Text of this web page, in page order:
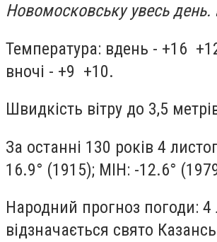
Новомосковську увесь день.
Температура: вдень - +16
вночі - +9 +10.
Швидкість вітру до 3,5
За останні 130 років 4
16.9° (1915); МІН: -12.6°
Народний прогноз погоди: 4
відзначається свято